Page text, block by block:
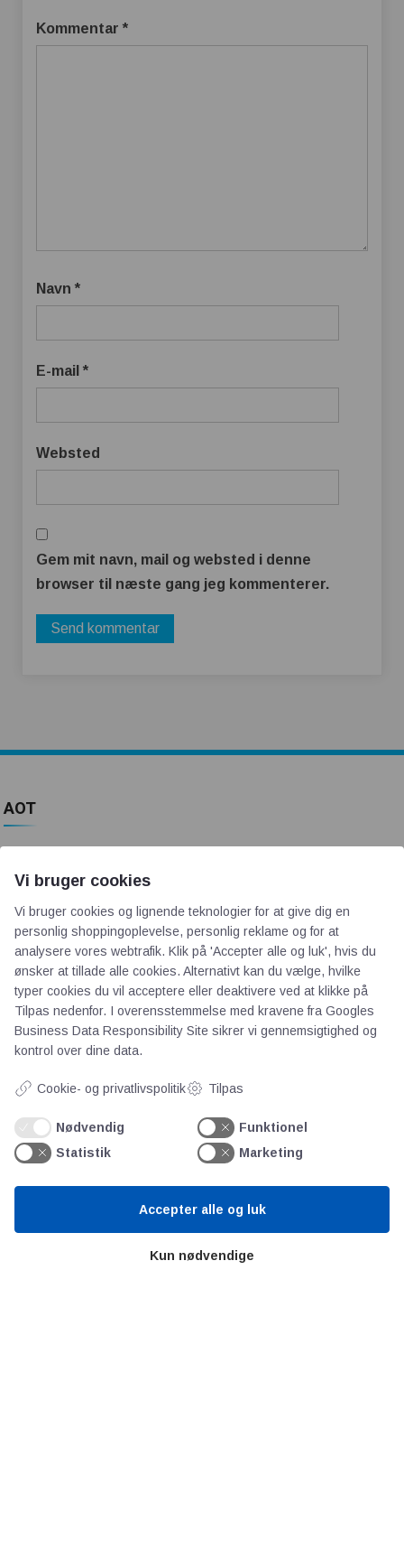
Kommentar *
Navn *
E-mail *
Websted
Gem mit navn, mail og websted i denne
browser til næste gang jeg kommenterer.
AOT
Priser
Kontakt
Persondata
Videncentre
Teknologisk Institut
Videncentre
Forkortelser
Ståbi
Vi bruger cookies
Vi bruger cookies og lignende teknologier for at give dig en
personlig shoppingoplevelse, personlig reklame og for at
analysere vores webtrafik. Klik på 'Accepter alle og luk', hvis du
ønsker at tillade alle cookies. Alternativt kan du vælge, hvilke
typer cookies du vil acceptere eller deaktivere ved at klikke på
Tilpas nedenfor. I overensstemmelse med kravene fra Googles
Business Data Responsibility Site sikrer vi gennemsigtighed og
kontrol over dine data.
Cookie- og privatlivspolitik Tilpas
Nødvendig
Funktionel
Statistik
Marketing
Kun nødvendige
Accepter alle og luk